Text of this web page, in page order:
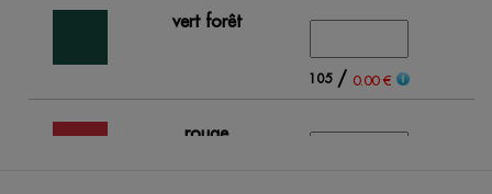
vert forêt
105/ 0.00 €
rouge